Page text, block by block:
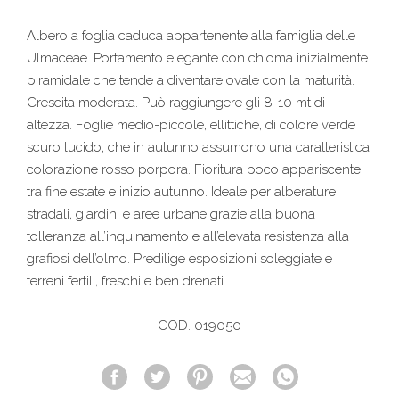
Albero a foglia caduca appartenente alla famiglia delle
Ulmaceae. Portamento elegante con chioma inizialmente
piramidale che tende a diventare ovale con la maturità.
Crescita moderata. Può raggiungere gli 8-10 mt di
altezza. Foglie medio-piccole, ellittiche, di colore verde
scuro lucido, che in autunno assumono una caratteristica
colorazione rosso porpora. Fioritura poco appariscente
tra fine estate e inizio autunno. Ideale per alberature
stradali, giardini e aree urbane grazie alla buona
tolleranza all’inquinamento e all’elevata resistenza alla
grafiosi dell’olmo. Predilige esposizioni soleggiate e
terreni fertili, freschi e ben drenati.
COD. 019050